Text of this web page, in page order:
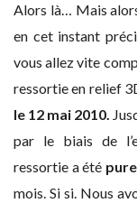
Alors là… Mais
en cet instant
vous allez vite
ressortie en relief
le 12 mai 2010.
par le biais de
ressortie a été
mois. Si si. Nous